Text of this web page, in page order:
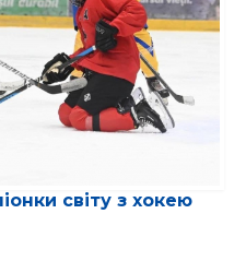
світу з хокею